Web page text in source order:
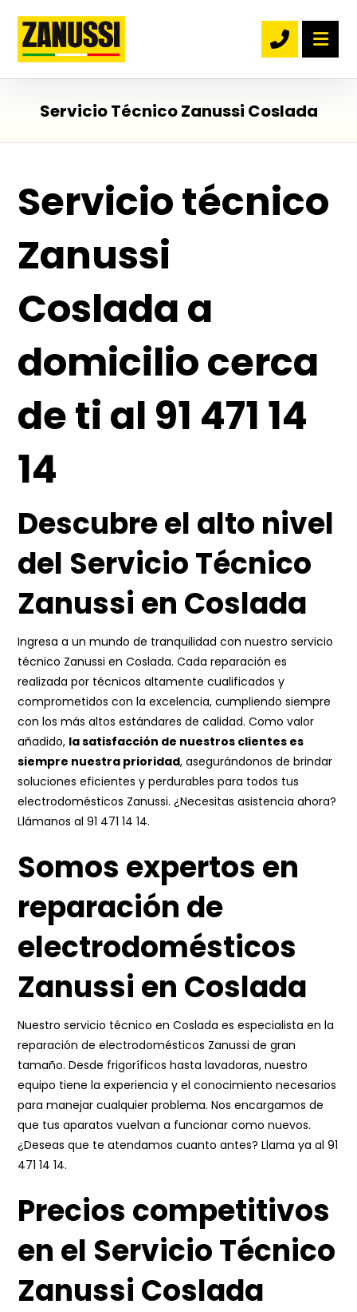
Servicio Técnico Zanussi Coslada
Servicio técnico
Zanussi
Coslada a
domicilio cerca
de ti al 91 471 14
14
Descubre el alto nivel
del Servicio Técnico
Zanussi en Coslada
Ingresa a un mundo de tranquilidad con nuestro servicio
técnico Zanussi en Coslada. Cada reparación es
realizada por técnicos altamente cualificados y
comprometidos con la excelencia, cumpliendo siempre
con los más altos estándares de calidad. Como valor
añadido, la satisfacción de nuestros clientes es
siempre nuestra prioridad, asegurándonos de brindar
soluciones eficientes y perdurables para todos tus
electrodomésticos Zanussi. ¿Necesitas asistencia ahora?
Llámanos al91 471 14 14.
Somos expertos en
reparación de
electrodomésticos
Zanussi en Coslada
Nuestro servicio técnico en Coslada es especialista en la
reparación de electrodomésticos Zanussi de gran
tamaño. Desde frigoríficos hasta lavadoras, nuestro
equipo tiene la experiencia y el conocimiento necesarios
para manejar cualquier problema. Nos encargamos de
que tus aparatos vuelvan a funcionar como nuevos.
¿Deseas que te atendamos cuanto antes? Llama ya al91
471 14 14.
Precios competitivos
en el Servicio Técnico
Zanussi Coslada